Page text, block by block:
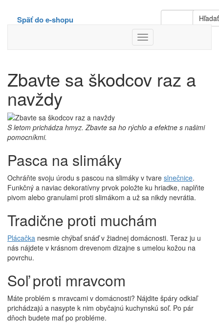
Hľadať
Späť do e-shopu
Toggle
Navigation
Zbavte sa škodcov raz a
navždy
S letom prichádza hmyz. Zbavte sa ho rýchlo a efektne s našimi
pomocníkmi.
Pasca na slimáky
Ochráňte svoju úrodu s pascou na slimáky v tvare slnečnice.
Funkčný a naviac dekoratívny prvok položte ku hriadke, naplňte
pivom alebo granulami proti slimákom a už sa nikdy nevrátia.
Tradične proti muchám
Plácačka nesmie chýbať snáď v žiadnej domácnosti. Teraz ju u
nás nájdete v krásnom drevenom dizajne s umelou kožou na
povrchu.
Soľ proti mravcom
Máte problém s mravcami v domácnosti? Nájdite špáry odkiaľ
prichádzajú a nasypte k nim obyčajnú kuchynskú soľ. Po pár
dňoch budete mať po probléme.